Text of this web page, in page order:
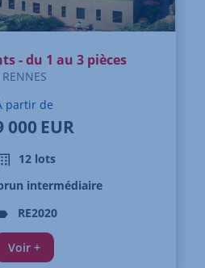
- du 1 au 3 pièces
RENNES
partir de
000 EUR
12 lots
intermédiaire
RE2020
Voir +